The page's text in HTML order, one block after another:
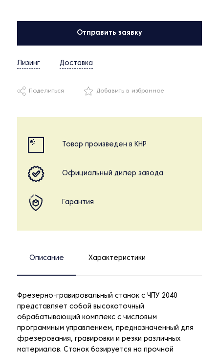
Отправить заявку
Лизинг Доставка
Поделиться Добавить в избранное
Товар произведен в КНР
Официальный дилер завода
Гарантия
Описание Характеристики
Фрезерно-гравировальный станок с ЧПУ 2040
представляет собой высокоточный
обрабатывающий комплекс с числовым
программным управлением, предназначенный для
фрезерования, гравировки и резки различных
материалов. Станок базируется на прочной